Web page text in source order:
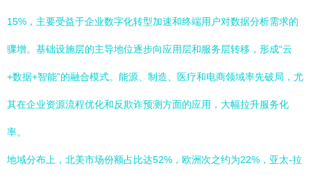
15%，主要受益于企业数字化转型加速和终端用户对数据分析需求的
骤增。基础设施层的主导地位逐步向应用层和服务层转移，形成“云
+数据+智能”的融合模式。能源、制造、医疗和电商领域率先破局，尤
其在企业资源流程优化和反欺诈预测方面的应用，大幅拉升服务化
率。
地域分布上，北美市场份额占比达52%，欧洲次之约为22%，亚太-拉